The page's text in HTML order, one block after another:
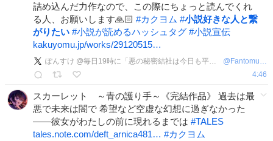
詰め込んだ力作なので、この際にちょっと読んでくれ
る人、お願いします🙏🏻 #カクヨム #小説好きな人と繋
がりたい #小説が読めるハッシュタグ #小説宣伝
kakuyomu.jp/works/29120515…
ぽんすけ @毎日19時に「悪の秘密結社は今日も平和です！」投稿中 @ Fantomu008
4:46
スカーレット ～青の護り手～《完結作品》 過去は最
悪で未来は闇で 希望など空虚な幻想に過ぎなかった
――彼女がわたしの前に現れるまでは #TALES
tales.note.com/deft_arnica481… #カクヨム